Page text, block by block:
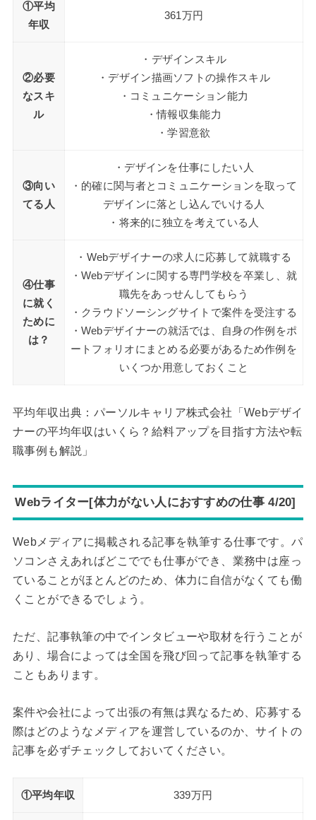
①平均
年収
361万円
②必要
なスキ
ル
・デザインスキル
・デザイン描画ソフトの操作スキル
・コミュニケーション能力
・情報収集能力
・学習意欲
③向い
てる人
・デザインを仕事にしたい人
・的確に関与者とコミュニケーションを取って
デザインに落とし込んでいける人
・将来的に独立を考えている人
④仕事
に就く
ために
は？
・Webデザイナーの求人に応募して就職する
・Webデザインに関する専門学校を卒業し、就
職先をあっせんしてもらう
・クラウドソーシングサイトで案件を受注する
・Webデザイナーの就活では、自身の作例をポ
ートフォリオにまとめる必要があるため作例を
いくつか用意しておくこと
平均年収出典：パーソルキャリア株式会社「Webデザイ
ナーの平均年収はいくら？給料アップを目指す方法や転
職事例も解説」
Webライター[体力がない人におすすめの仕事 4/20]
Webメディアに掲載される記事を執筆する仕事です。パ
ソコンさえあればどこででも仕事ができ、業務中は座っ
ていることがほとんどのため、体力に自信がなくても働
くことができるでしょう。
ただ、記事執筆の中でインタビューや取材を行うことが
あり、場合によっては全国を飛び回って記事を執筆する
こともあります。
案件や会社によって出張の有無は異なるため、応募する
際はどのようなメディアを運営しているのか、サイトの
記事を必ずチェックしておいてください。
①平均年収 339万円